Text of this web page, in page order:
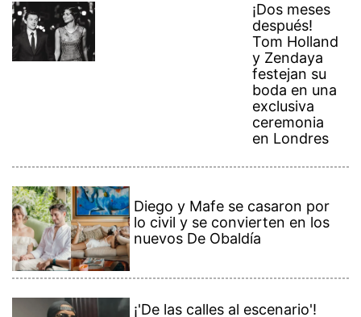
¡Dos meses
después!
Tom Holland
y Zendaya
festejan su
boda en una
exclusiva
ceremonia
en Londres
Diego y Mafe se casaron por
lo civil y se convierten en los
nuevos De Obaldía
¡'De las calles al escenario'!